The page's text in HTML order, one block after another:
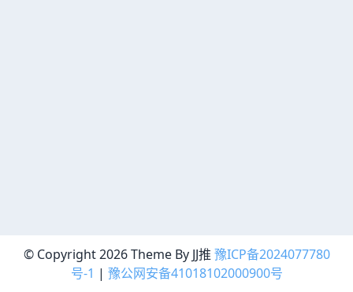
© Copyright 2026 Theme By JJ推 豫ICP备2024077780
号-1 | 豫公网安备41018102000900号